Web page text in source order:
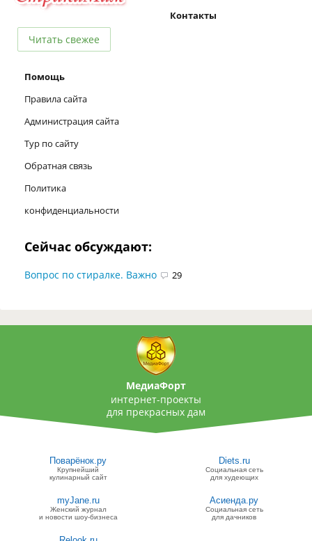
Читать свежее
Контакты
Помощь
Правила сайта
Администрация сайта
Тур по сайту
Обратная связь
Политика
конфиденциальности
Сейчас обсуждают:
Вопрос по стиралке. Важно 29
МедиаФорт
интернет-проекты
для прекрасных дам
Поварёнок.ру
Крупнейший
кулинарный сайт
Diets.ru
Социальная сеть
для худеющих
myJane.ru
Женский журнал
и новости шоу-бизнеса
Асиенда.ру
Социальная сеть
для дачников